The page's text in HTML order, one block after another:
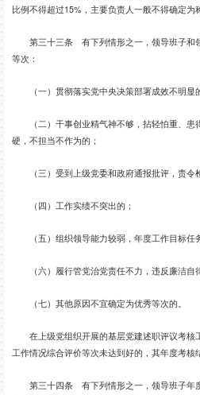
比例不得超过15%，主要负责人一般不得确定为
第三十三条 有下列情形之一，领导班子和
等次：
（一）贯彻落实党中央决策部署成效不明显
（二）干事创业精气神不够，拈轻怕重、患
硬，不担当不作为的；
（三）受到上级党委和政府通报批评，责令
（四）工作实绩不突出的；
（五）组织领导能力较弱，年度工作目标任
（六）履行管党治党责任不力，违反廉洁自
（七）其他原因不宜确定为优秀等次的。
在上级党组织开展的基层党建述职评议考核
工作情况综合评价等次未达到好的，其年度考核
第三十四条 有下列情形之一，领导班子年